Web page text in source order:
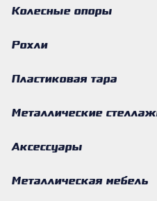
Колесные опоры
Рохли
Пластиковая тара
Металлические
Аксессуары
Металлическая мебель